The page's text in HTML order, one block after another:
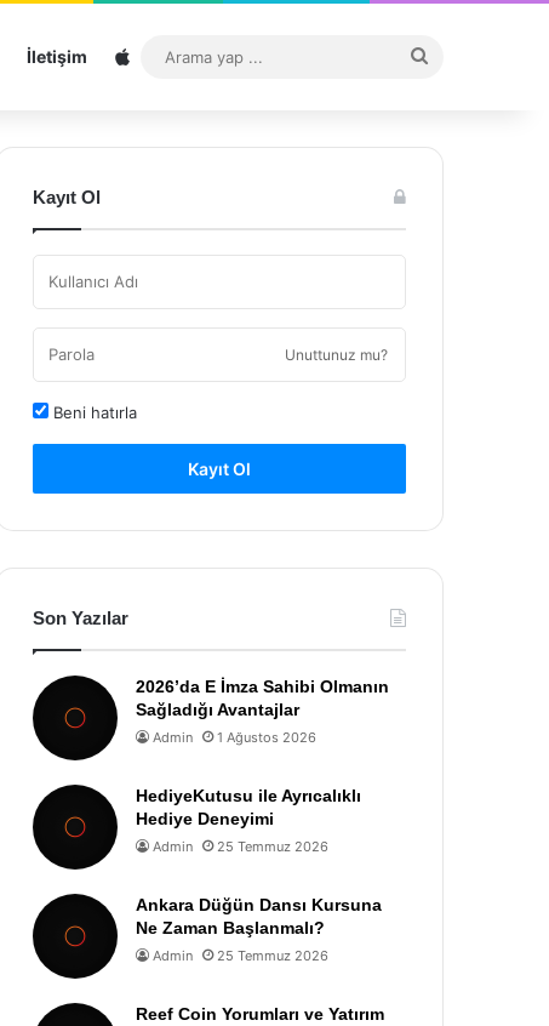
İletişim Sitemap
...
Kayıt Ol
Unuttunuz mu?
Beni hatırla
Kayıt Ol
Son Yazılar
2026’da E İmza Sahibi Olmanın
Sağladığı Avantajlar
Admin 1 Ağustos 2026
HediyeKutusu ile Ayrıcalıklı
Hediye Deneyimi
Admin 25 Temmuz 2026
Ankara Düğün Dansı Kursuna
Ne Zaman Başlanmalı?
Admin 25 Temmuz 2026
Reef Coin Yorumları ve Yatırım